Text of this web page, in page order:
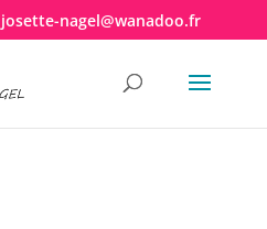
josette-nagel@wanadoo.fr